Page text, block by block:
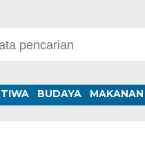
BUDAYA MAKANAN